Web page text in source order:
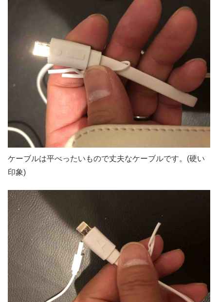
ケーブルは平べったいもので丈夫なケーブルです。(硬い
印象)